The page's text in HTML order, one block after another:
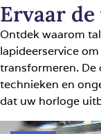
Ervaar
Ontdek waarom
lapideerservice
transformeren. De
technieken en
dat uw horloge